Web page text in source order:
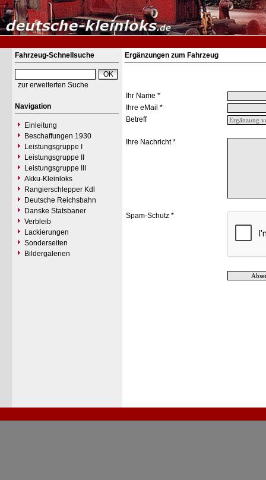
Fahrzeug-Schnellsuche
zur erweiterten Suche
Navigation
Einleitung
Beschaffungen 1930
Leistungsgruppe I
Leistungsgruppe II
Leistungsgruppe III
Akku-Kleinloks
Rangierschlepper Kdl
Deutsche Reichsbahn
Danske Statsbaner
Verbleib
Lackierungen
Sonderseiten
Bildergalerien
Ergänzungen zum Fahrzeug
Ihr Name *
Ihre eMail *
Betreff
Ihre Nachricht *
Spam-Schutz *